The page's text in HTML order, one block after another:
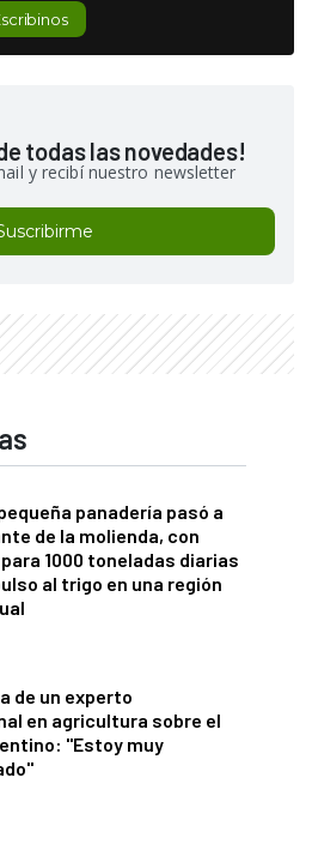
todas las novedades!
y recibí nuestro newsletter
panadería pasó a
de la molienda, con
1000 toneladas diarias
al trigo en una región
de un experto
en agricultura sobre el
"Estoy muy